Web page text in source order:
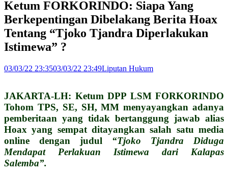
Ketum FORKORINDO: Siapa Yang
Berkepentingan Dibelakang Berita Hoax
Tentang “Tjoko Tjandra Diperlakukan
Istimewa” ?
03/03/22 23:3503/03/22 23:49Liputan Hukum
JAKARTA-LH: Ketum DPP LSM FORKORINDO
Tohom TPS, SE, SH, MM menyayangkan adanya
pemberitaan yang tidak bertanggung jawab alias
Hoax yang sempat ditayangkan salah satu media
online dengan judul “Tjoko Tjandra Diduga
Mendapat Perlakuan Istimewa dari Kalapas
Salemba”.